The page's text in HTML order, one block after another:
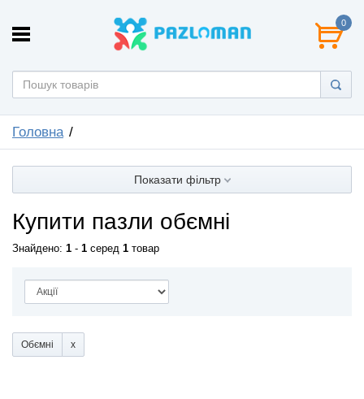
0
Головна
Показати фільтр
Купити пазли обємні
Знайдено: 1 - 1 серед 1 товар
Обємні